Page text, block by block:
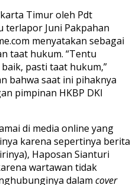
Timur oleh Pdt
terlapor Juni Pakpahan
menyatakan sebagai
taat hukum. “Tentu
pasti taat hukum,”
bahwa saat ini pihaknya
pimpinan HKBP DKI
di media online yang
karena sepertinya berita
Haposan Sianturi
wartawan tidak
dalam cover